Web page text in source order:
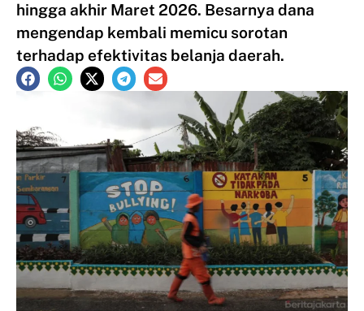
hingga akhir Maret 2026. Besarnya dana
mengendap kembali memicu sorotan
terhadap efektivitas belanja daerah.